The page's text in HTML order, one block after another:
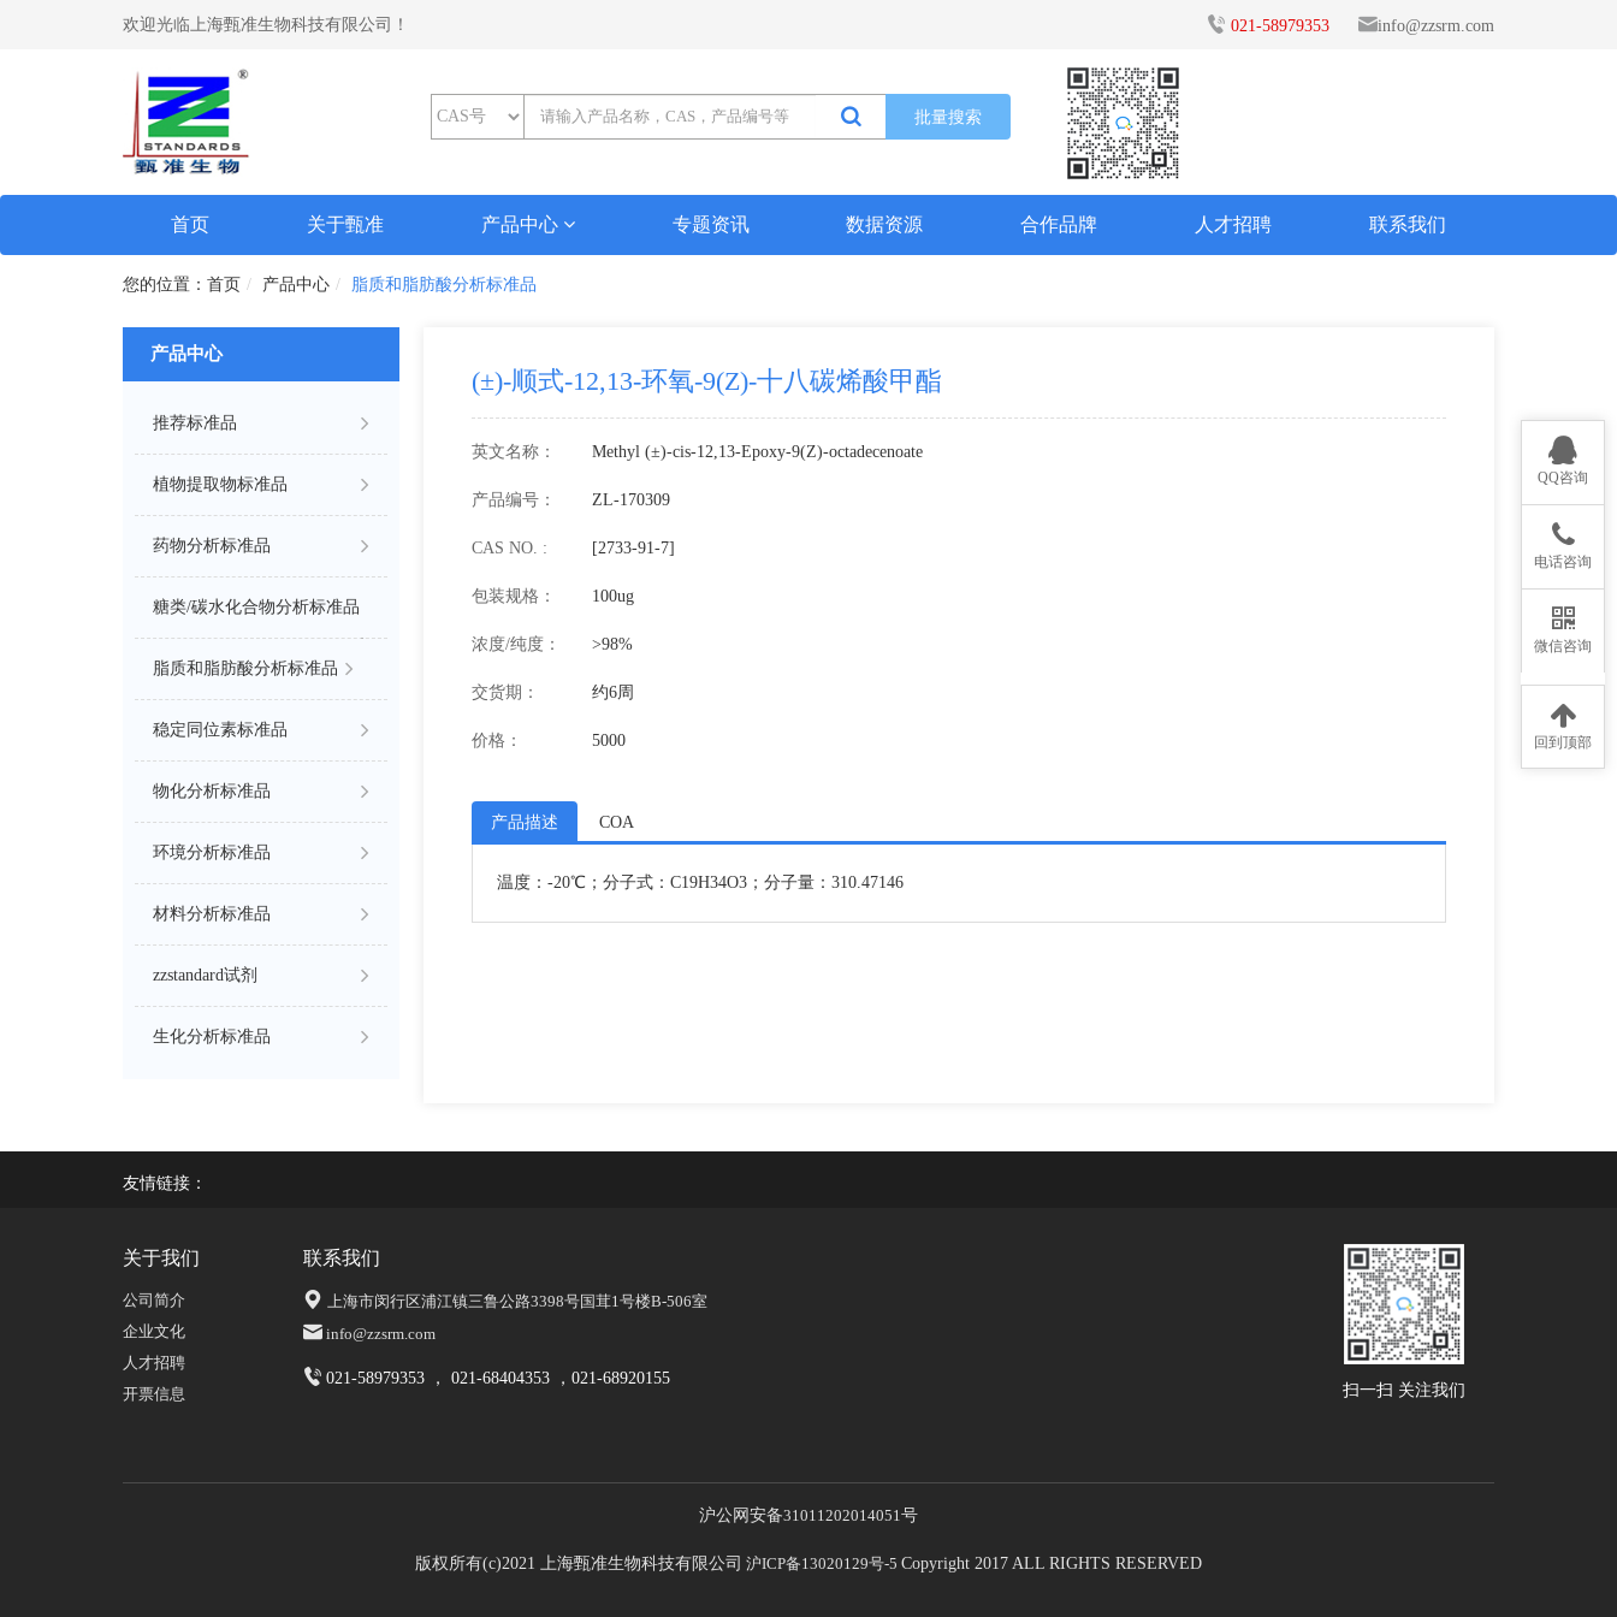
欢迎光临上海甄准生物科技有限公司！ 021-58979353 info@zzsrm.com
批量搜索
首页(current) 关于甄准 产品中心 专题资讯 数据资源 合作品牌 人才招聘 联系我们
首页 产品中心 脂质和脂肪酸分析标准品
产品中心
推荐标准品
植物提取物标准品
药物分析标准品
糖类/碳水化合物分析标准品
脂质和脂肪酸分析标准品
稳定同位素标准品
物化分析标准品
环境分析标准品
材料分析标准品
zzstandard试剂
生化分析标准品
(±)-顺式-12,13-环氧-9(Z)-十八碳烯酸甲酯
英文名称： Methyl (±)-cis-12,13-Epoxy-9(Z)-octadecenoate
产品编号： ZL-170309
CAS NO. : [2733-91-7]
包装规格： 100ug
浓度/纯度： >98%
交货期： 约6周
价格： 5000
产品描述 COA
温度：-20℃；分子式：C19H34O3；分子量：310.47146
友情链接：
关于我们
公司简介
企业文化
人才招聘
开票信息
联系我们
上海市闵行区浦江镇三鲁公路3398号国茸1号楼B-506室
info@zzsrm.com
021-58979353 ， 021-68404353 ，021-68920155
扫一扫 关注我们
沪公网安备31011202014051号
版权所有(c)2021 上海甄准生物科技有限公司 沪ICP备13020129号-5 Copyright 2017 ALL RIGHTS RESERVED
QQ咨询
电话咨询
微信咨询
回到顶部